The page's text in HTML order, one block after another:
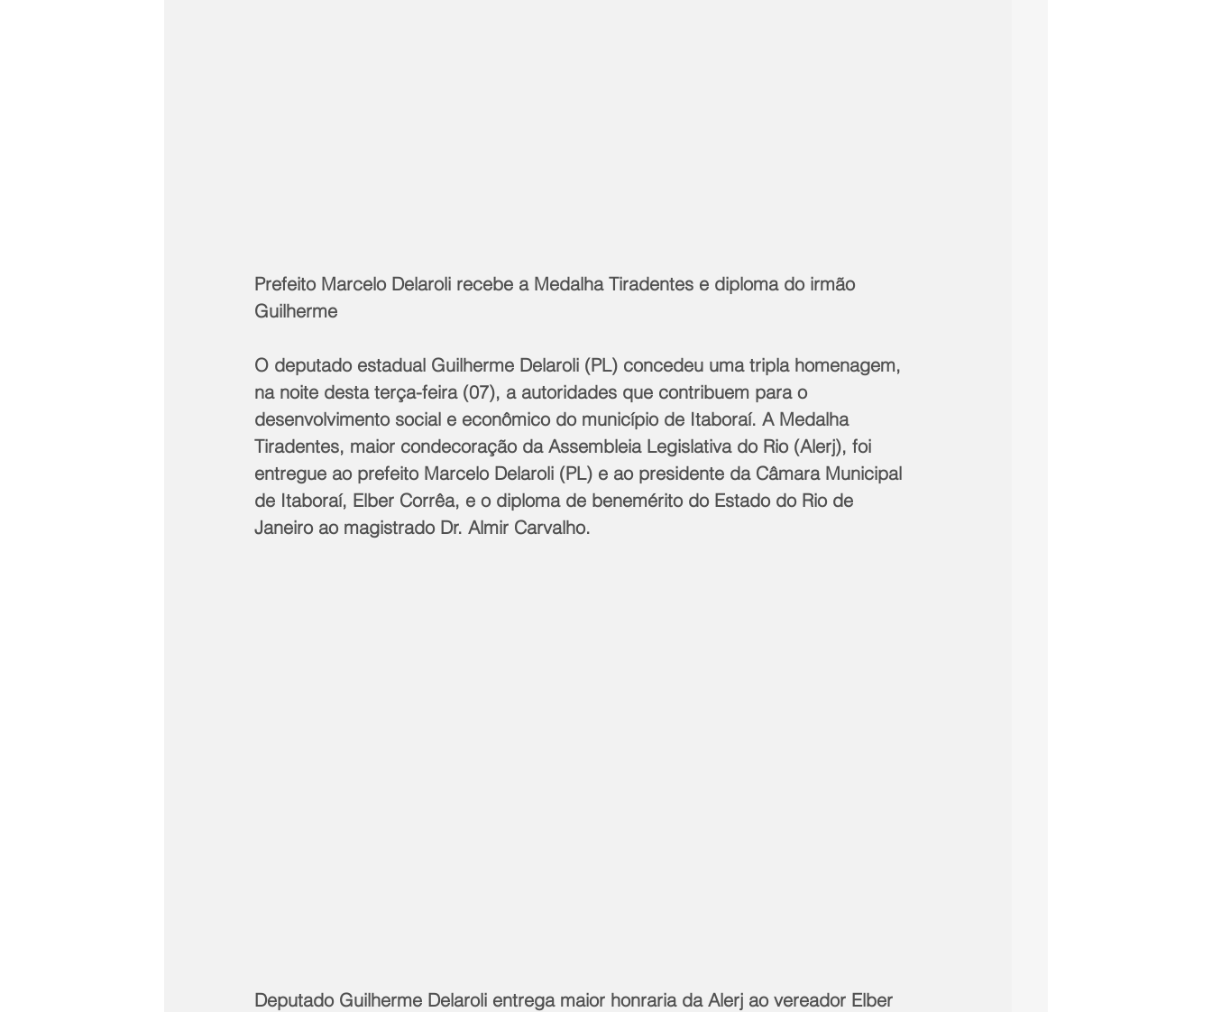
Prefeito Marcelo Delaroli recebe a Medalha Tiradentes e diploma do irmão
Guilherme
O deputado estadual Guilherme Delaroli (PL) concedeu uma tripla homenagem,
na noite desta terça-feira (07), a autoridades que contribuem para o
desenvolvimento social e econômico do município de Itaboraí. A Medalha
Tiradentes, maior condecoração da Assembleia Legislativa do Rio (Alerj), foi
entregue ao prefeito Marcelo Delaroli (PL) e ao presidente da Câmara Municipal
de Itaboraí, Elber Corrêa, e o diploma de benemérito do Estado do Rio de
Janeiro ao magistrado Dr. Almir Carvalho.
Deputado Guilherme Delaroli entrega maior honraria da Alerj ao vereador Elber